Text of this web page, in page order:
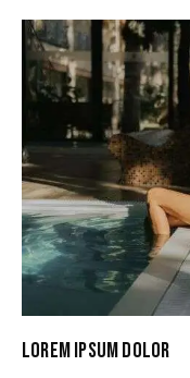
LOREM IPSUM DOLOR